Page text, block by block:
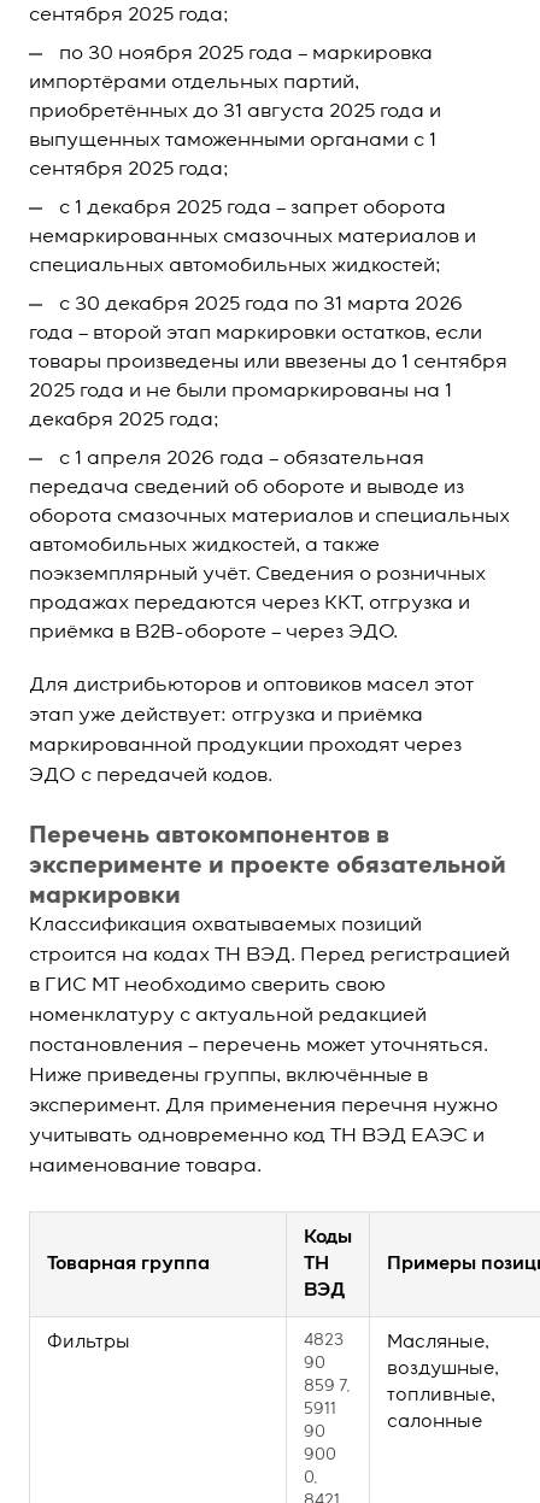
сентября 2025 года;
по 30 ноября 2025 года – маркировка
импортёрами отдельных партий,
приобретённых до 31 августа 2025 года и
выпущенных таможенными органами с 1
сентября 2025 года;
с 1 декабря 2025 года – запрет оборота
немаркированных смазочных материалов и
специальных автомобильных жидкостей;
с 30 декабря 2025 года по 31 марта 2026
года – второй этап маркировки остатков, если
товары произведены или ввезены до 1 сентября
2025 года и не были промаркированы на 1
декабря 2025 года;
с 1 апреля 2026 года – обязательная
передача сведений об обороте и выводе из
оборота смазочных материалов и специальных
автомобильных жидкостей, а также
поэкземплярный учёт. Сведения о розничных
продажах передаются через ККТ, отгрузка и
приёмка в B2B-обороте – через ЭДО.
Для дистрибьюторов и оптовиков масел этот
этап уже действует: отгрузка и приёмка
маркированной продукции проходят через
ЭДО с передачей кодов.
Перечень автокомпонентов в
эксперименте и проекте обязательной
маркировки
Классификация охватываемых позиций
строится на кодах ТН ВЭД. Перед регистрацией
в ГИС МТ необходимо сверить свою
номенклатуру с актуальной редакцией
постановления – перечень может уточняться.
Ниже приведены группы, включённые в
эксперимент. Для применения перечня нужно
учитывать одновременно код ТН ВЭД ЕАЭС и
наименование товара.
Товарная группа
Коды
ТН
ВЭД
Примеры
Фильтры
4823
90
859 7,
5911
90
900
0,
Масляные,
воздушные,
топливные,
салонные